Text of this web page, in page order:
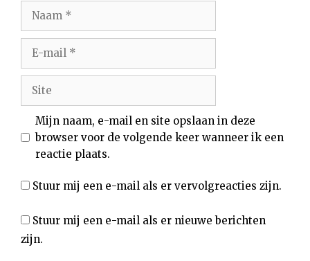
Naam
Site
Mijn naam, e-mail en site opslaan in deze
browser voor de volgende keer wanneer ik een
reactie plaats.
Stuur mij een e-mail als er vervolgreacties zijn.
Stuur mij een e-mail als er nieuwe berichten
zijn.